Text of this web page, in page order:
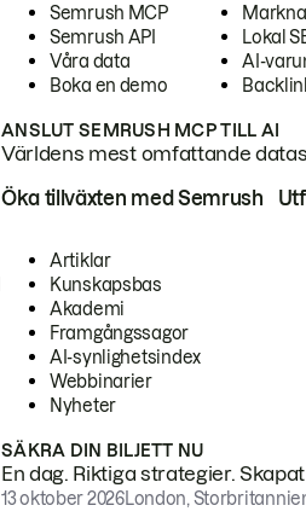
Semrush MCP
Semrush API
Våra data
Boka en demo
Lokal
AI-
ANSLUT SEMRUSH MCP TILL AI
Världens mest omfattande
Öka tillväxten med Semrush
Artiklar
Kunskapsbas
Akademi
Framgångssagor
AI-synlighetsindex
Webbinarier
Nyheter
SÄKRA DIN BILJETT NU
En dag. Riktiga strategier.
13 oktober 2026London,